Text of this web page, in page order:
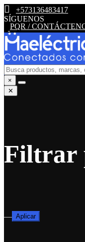
+573136483417
SÍGUENOS
PQR /
×
✕
Filtrar
— Aplicar